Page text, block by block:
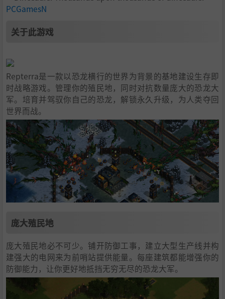
PCGamesN
关于此游戏
Repterra是一款以恐龙横行的世界为背景的基地建设生存即
时战略游戏。管理你的殖民地，同时对抗数量庞大的恐龙大
军。培育并驾驭你自己的恐龙，解锁永久升级，为人类夺回
世界而战。
庞大殖民地
庞大殖民地必不可少。铺开防御工事，建立大型生产线并构
建强大的电网来为前哨站提供能量。每座建筑都能增强你的
防御能力，让你更好地抵挡无穷无尽的恐龙大军。